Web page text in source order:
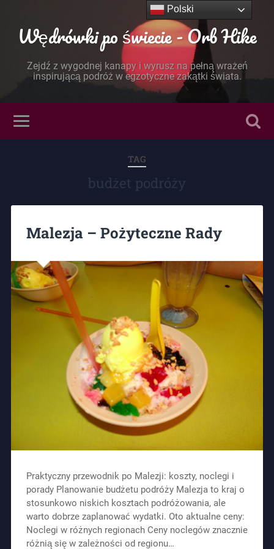
Wędrówki po świecie - Orb Hike
Zejdź z wygodnej kanapy i wyrusz na pełną wrażeń
inspirującą podróż w egzotyczne zakątki świata.
TAG
budżet podróży
Malezja – Pożyteczne Rady
Praktyczny przewodnik po Malezji: koszty, noclegi i
porady Planowanie budżetu podróży Malezja to kraj o
stosunkowo niskich kosztach podróżowania, ale
warto dobrze zaplanować wydatki. Oto aktualne ceny:
Noclegi w różnych regionach Ceny noclegów znacznie
różnią się w zależności od regionu…
Polski